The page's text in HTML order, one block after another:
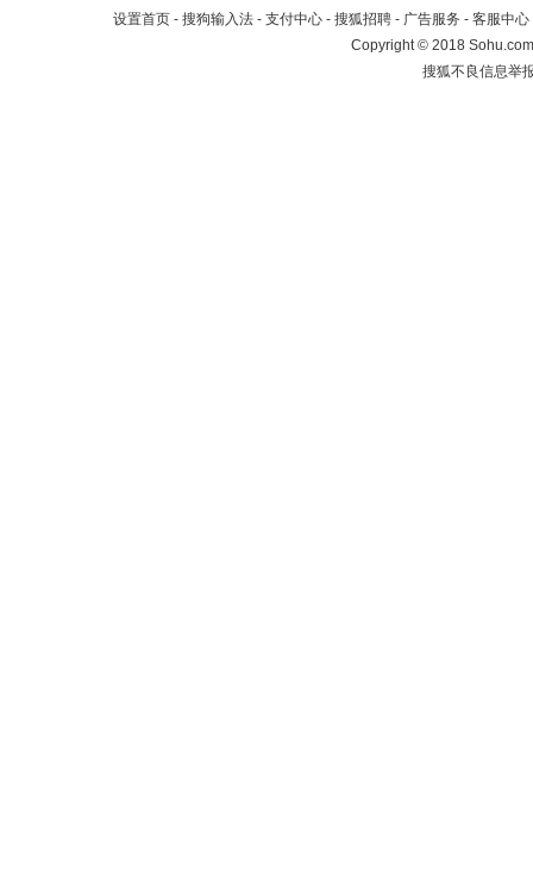
设置首页 - 搜狗输入法 - 支付中心 - 搜狐招聘 - 广告服务 - 客服中心
Copyright©2018
搜狐不良信息举